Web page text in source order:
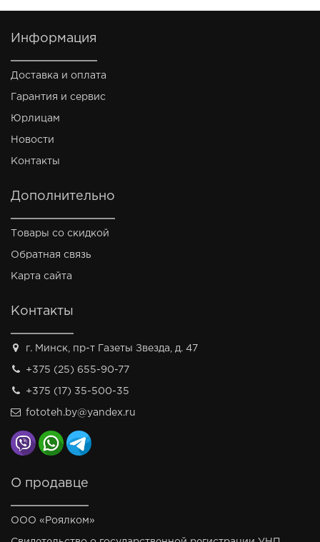
Информация
Доставка и оплата
Гарантия и сервис
Юрлицам
Новости
Контакты
Дополнительно
Товары со скидкой
Обратная связь
Карта сайта
Контакты
г. Минск, пр-т Газеты Звезда, д. 47
+375 (25) 655-90-77
+375 (17) 35-500-35
fototeh.by@yandex.ru
О продавце
ООО «Роялком»